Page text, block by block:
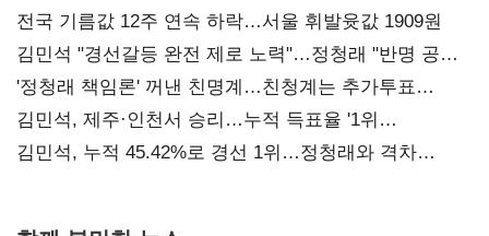
전국 기름값 12주 연속 하락…서울 휘발윳값 1909원
김민석 "경선갈등 완전 제로 노력"…정청래 "반명 공세
사과부터"
'정청래 책임론' 꺼낸 친명계…친청계는 추가투표
때리기
김민석, 제주·인천서 승리…누적 득표율 '1위
탈환'(종합)
김민석, 누적 45.42%로 경선 1위…정청래와 격차